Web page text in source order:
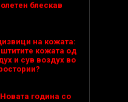
блескав
на кожата:
кожата од
и сув воздух во
година со